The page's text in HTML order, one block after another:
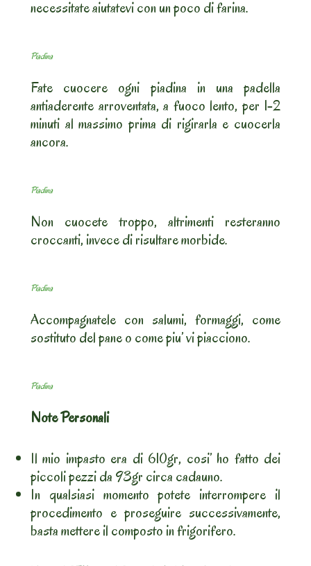
necessitate aiutatevi con un poco di farina.
Piadina
Fate cuocere ogni piadina in una padella
antiaderente arroventata, a fuoco lento, per 1-2
minuti al massimo prima di rigirarla e cuocerla
ancora.
Piadina
Non cuocete troppo, altrimenti resteranno
croccanti, invece di risultare morbide.
Piadina
Accompagnatele con salumi, formaggi, come
sostituto del pane o come piu’ vi piacciono.
Piadina
Note Personali
Il mio impasto era di 610gr, cosi’ ho fatto dei
piccoli pezzi da 93gr circa cadauno.
In qualsiasi momento potete interrompere il
procedimento e proseguire successivamente,
basta mettere il composto in frigorifero.